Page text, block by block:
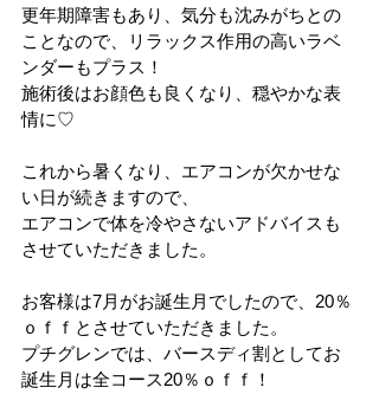
更年期障害もあり、気分も沈みがちとの
ことなので、リラックス作用の高いラベ
ンダーもプラス！
施術後はお顔色も良くなり、穏やかな表
情に♡
これから暑くなり、エアコンが欠かせな
い日が続きますので、
エアコンで体を冷やさないアドバイスも
させていただきました。
お客様は7月がお誕生月でしたので、20％
ｏｆｆとさせていただきました。
プチグレンでは、バースディ割としてお
誕生月は全コース20％ｏｆｆ！